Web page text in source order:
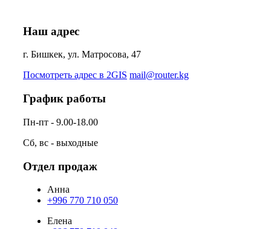
Наш адрес
г. Бишкек, ул. Матросова, 47
Посмотреть адрес в 2GIS mail@router.kg
График работы
Пн-пт - 9.00-18.00
Сб, вс - выходные
Отдел продаж
Анна
+996 770 710 050
Елена